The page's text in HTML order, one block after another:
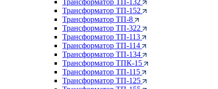
Трансформатор ТП-132
Трансформатор ТП-152
Трансформатор ТП-8
Трансформатор ТП-322
Трансформатор ТП-113
Трансформатор ТП-114
Трансформатор ТП-134
Трансформатор ТПК-15
Трансформатор ТП-115
Трансформатор ТП-125